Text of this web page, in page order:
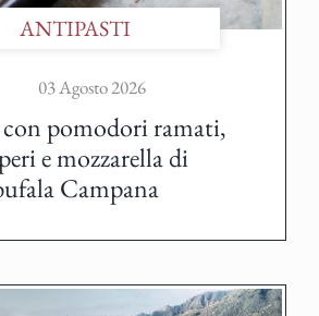
ANTIPASTI
03 Agosto 2026
pomodori ramati,
e mozzarella di
Campana